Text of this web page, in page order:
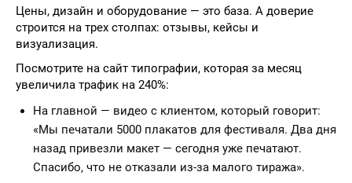
Цены, дизайн и оборудование — это база. А доверие
строится на трех столпах: отзывы, кейсы и
визуализация.
Посмотрите на сайт типографии, которая за месяц
увеличила трафик на 240%:
На главной — видео с клиентом, который говорит:
«Мы печатали 5000 плакатов для фестиваля. Два дня
назад привезли макет — сегодня уже печатают.
Спасибо, что не отказали из-за малого тиража».